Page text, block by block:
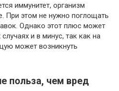
иммунитет, организм
При этом не нужно поглощать
Однако этот плюс может
и в минус, так как на
может возникнуть
польза, чем вред